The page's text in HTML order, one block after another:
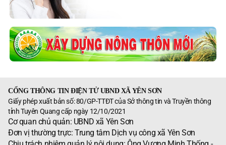
CỔNG THÔNG TIN ĐIỆN TỬ UBND XÃ YÊN SƠN
Giấy phép xuất bản số: 80/GP-TTĐT của Sở thông tin và Truyền thông
tỉnh Tuyên Quang cấp ngày 12/10/2021
Cơ quan chủ quản: UBND xã Yên Sơn
Đơn vị thường trực: Trung tâm Dịch vụ công xã Yên Sơn